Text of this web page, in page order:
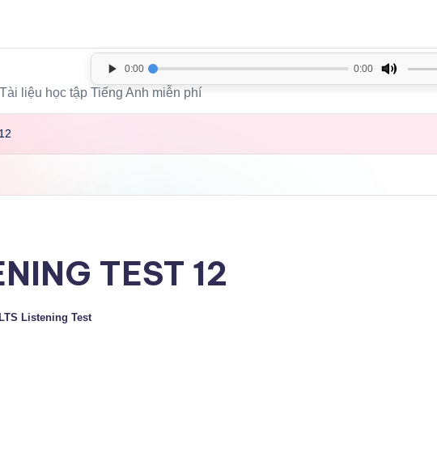
liệu học tập Tiếng Anh miễn phí
Home
TEST 12
Listening Test
0:00 0:00